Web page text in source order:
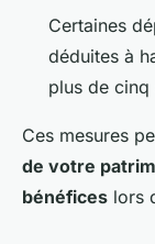
Certaines
déduites à
plus de cinq
Ces mesures
de votre
bénéfices lors